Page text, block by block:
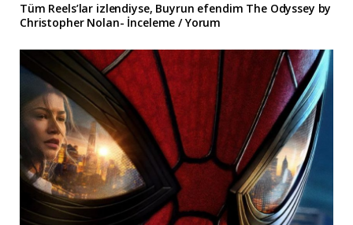
Tüm Reels’lar izlendiyse, Buyrun efendim The Odyssey by
Christopher Nolan- İnceleme / Yorum